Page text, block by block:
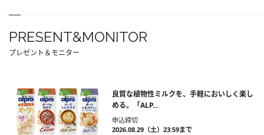
PRESENT&MONITOR
プレゼント＆モニター
良質な植物性ミルクを、手軽においしく楽し
める。「ALP...
申込締切
2026.08.29（土）23:59まで